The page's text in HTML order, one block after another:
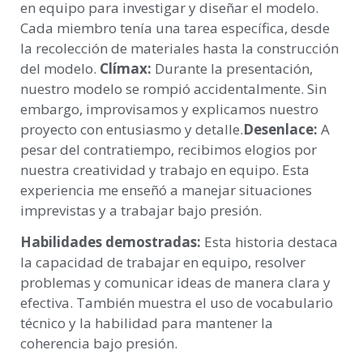
en equipo para investigar y diseñar el modelo.
Cada miembro tenía una tarea específica, desde
la recolección de materiales hasta la construcción
del modelo. Clímax: Durante la presentación,
nuestro modelo se rompió accidentalmente. Sin
embargo, improvisamos y explicamos nuestro
proyecto con entusiasmo y detalle.Desenlace: A
pesar del contratiempo, recibimos elogios por
nuestra creatividad y trabajo en equipo. Esta
experiencia me enseñó a manejar situaciones
imprevistas y a trabajar bajo presión.
Habilidades demostradas: Esta historia destaca
la capacidad de trabajar en equipo, resolver
problemas y comunicar ideas de manera clara y
efectiva. También muestra el uso de vocabulario
técnico y la habilidad para mantener la
coherencia bajo presión.